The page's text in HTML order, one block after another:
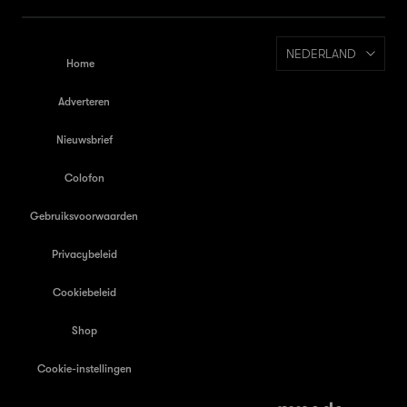
Home
Adverteren
Nieuwsbrief
Colofon
Gebruiksvoorwaarden
Privacybeleid
Cookiebeleid
Shop
Cookie-instellingen
NEDERLAND